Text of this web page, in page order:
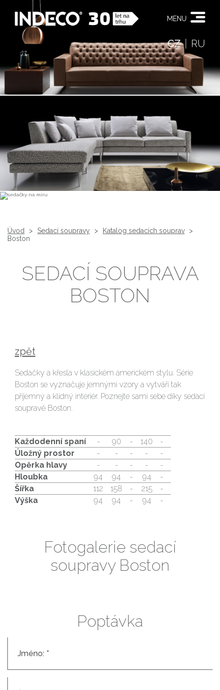
MENU
CZ RU
Úvod > Sedací soupravy > Katalog sedacích souprav
>
Boston
SEDACÍ SOUPRAVA
BOSTON
zpět
Sedačky a křesla v klasickém americkém stylu. Série
Boston se vyznačuje jemnými vzory a vytváří tak
příjemný a klidný interiér. Poznejte sami sebe díky sedací
soupravě Boston.
Každodenní spaní - 90 - 140
-
Úložný prostor
- - - -
-
Opěrka hlavy
- - - -
-
Hloubka
94 94 - 94
-
Šířka
112 158 - 215
-
Výška
94 94 - 94 -
Fotogalerie sedací
soupravy Boston
Poptávka